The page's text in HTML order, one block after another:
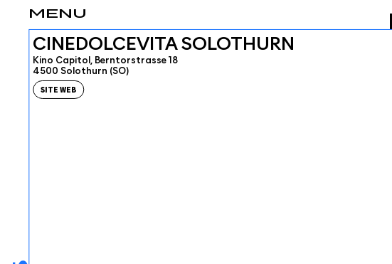
MENU
CINEDOLCEVITA SOLOTHURN
Kino Capitol, Berntorstrasse 18
4500 Solothurn (SO)
SITE WEB